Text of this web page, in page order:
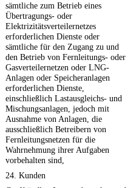
sämtliche zum Betrieb eines
Übertragungs- oder
Elektrizitätsverteilernetzes
erforderlichen Dienste oder
sämtliche für den Zugang zu und
den Betrieb von Fernleitungs- oder
Gasverteilernetzen oder LNG-
Anlagen oder Speicheranlagen
erforderlichen Dienste,
einschließlich Lastausgleichs- und
Mischungsanlagen, jedoch mit
Ausnahme von Anlagen, die
ausschließlich Betreibern von
Fernleitungsnetzen für die
Wahrnehmung ihrer Aufgaben
vorbehalten sind,
24. Kunden